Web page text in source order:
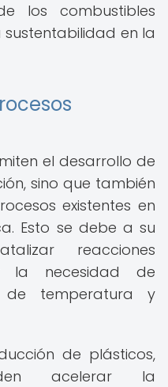
los combustibles
en la
el desarrollo de
sino que también
existentes en
Esto se debe a su
reacciones
la necesidad de
de temperatura y
de plásticos,
acelerar la